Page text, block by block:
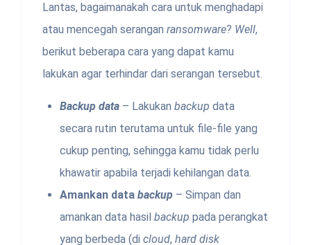
Lantas, bagaimanakah cara untuk menghadapi
atau mencegah serangan ransomware? Well,
berikut beberapa cara yang dapat kamu
lakukan agar terhindar dari serangan tersebut.
Backup data – Lakukan backup data
secara rutin terutama untuk file-file yang
cukup penting, sehingga kamu tidak perlu
khawatir apabila terjadi kehilangan data.
Amankan data backup – Simpan dan
amankan data hasil backup pada perangkat
yang berbeda (di cloud, hard disk